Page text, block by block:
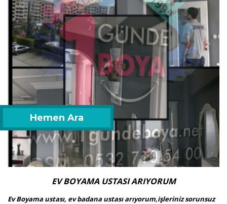
EV BOYAMA USTASI ARIYORUM
Ev Boyama ustası, ev badana ustası arıyorum,işleriniz sorunsuz
Hemen Ara